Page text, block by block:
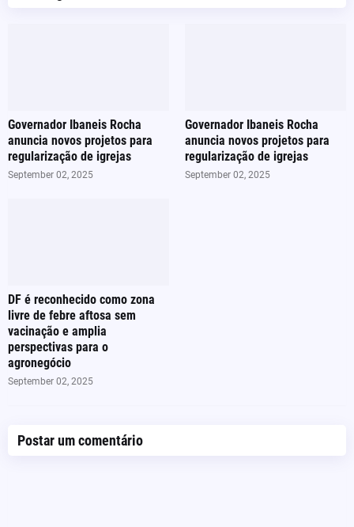
Governador Ibaneis Rocha
anuncia novos projetos para
regularização de igrejas
September 02, 2025
Governador Ibaneis Rocha
anuncia novos projetos para
regularização de igrejas
September 02, 2025
DF é reconhecido como zona
livre de febre aftosa sem
vacinação e amplia
perspectivas para o
agronegócio
September 02, 2025
Postar um comentário